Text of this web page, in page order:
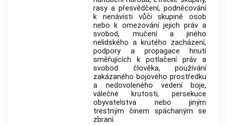
rasy a přesvědčení, podněcování
k nenávisti vůči skupině osob
nebo k omezování jejich práv a
svobod, mučení a jiného
nelidského a krutého zacházení,
podpory a propagace hnutí
směřujících k potlačení práv a
svobod člověka, používání
zakázaného bojového prostředku
a nedovoleného vedení boje,
válečné krutosti, persekuce
obyvatelstva nebo jiným
trestným činem spáchaným se
zbraní.